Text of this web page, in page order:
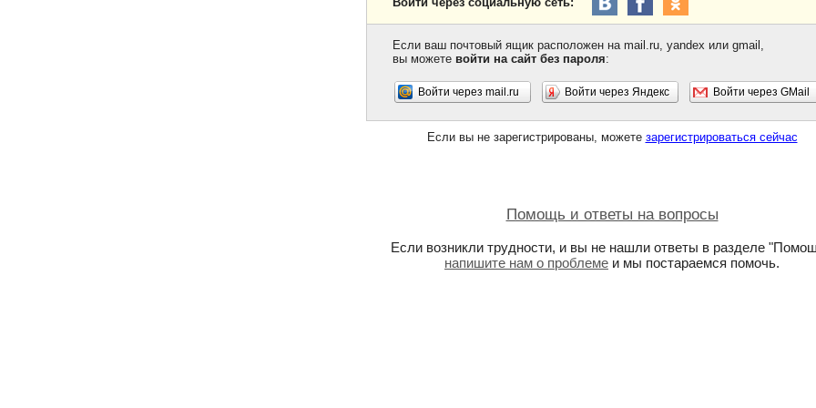
Если ваш почтовый ящик расположен на mail.ru, yandex или gmail,
вы можете войти на сайт без пароля:
Войти через mail.ru Войти через Яндекс Войти через GMail
Если вы не зарегистрированы, можете зарегистрироваться сейчас
Помощь и ответы на вопросы
Если возникли трудности, и вы не нашли ответы в разделе
напишите нам о проблеме и мы постараемся помочь.